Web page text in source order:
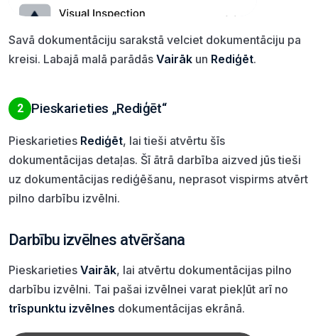
Savā dokumentāciju sarakstā velciet dokumentāciju pa
kreisi. Labajā malā parādās Vairāk un Rediģēt.
2 Pieskarieties „Rediģēt“
Pieskarieties Rediģēt, lai tieši atvērtu šīs
dokumentācijas detaļas. Šī ātrā darbība aizved jūs tieši
uz dokumentācijas rediģēšanu, neprasot vispirms atvērt
pilno darbību izvēlni.
Darbību izvēlnes atvēršana
Pieskarieties Vairāk, lai atvērtu dokumentācijas pilno
darbību izvēlni. Tai pašai izvēlnei varat piekļūt arī no
trīspunktu izvēlnes dokumentācijas ekrānā.